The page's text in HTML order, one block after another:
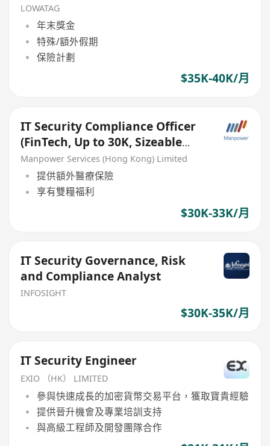
LOWATAG
年末獎金
特殊/額外假期
保險計劃
$35K-40K/月
IT Security Compliance Officer
(FinTech, Up to 30K, Sizeable
Company)
Manpower Services (Hong Kong) Limited
提供額外醫療保險
享有雙糧福利
$30K-33K/月
IT Security Governance, Risk
and Compliance Analyst
INFOSIGHT
$30K-35K/月
IT Security Engineer
EXIO （HK） LIMITED
參與快速成長的加密貨幣交易平台，獲取寶貴經驗
提供晉升機會及專業培訓支持
與高級工程師及開發團隊合作